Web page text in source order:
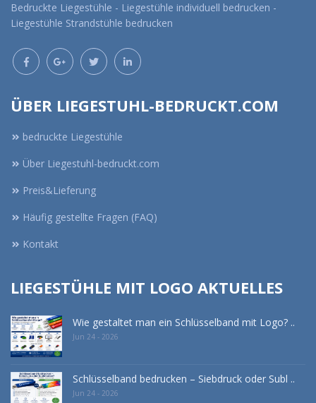
Bedruckte Liegestühle - Liegestühle individuell bedrucken -
Liegestühle Strandstühle bedrucken
ÜBER LIEGESTUHL-BEDRUCKT.COM
bedruckte Liegestühle
Über Liegestuhl-bedruckt.com
Preis&Lieferung
Häufig gestellte Fragen (FAQ)
Kontakt
LIEGESTÜHLE MIT LOGO AKTUELLES
Wie gestaltet man ein Schlüsselband mit Logo? ..
Jun 24 - 2026
Schlüsselband bedrucken – Siebdruck oder Subl ..
Jun 24 - 2026